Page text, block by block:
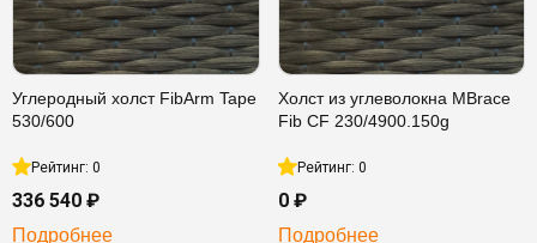
Углеродный холст FibArm Tape
530/600
Рейтинг: 0
336 540 ₽
Подробнее
Холст из углеволокна MBrace
Fib CF 230/4900.150g
Рейтинг: 0
0 ₽
Подробнее